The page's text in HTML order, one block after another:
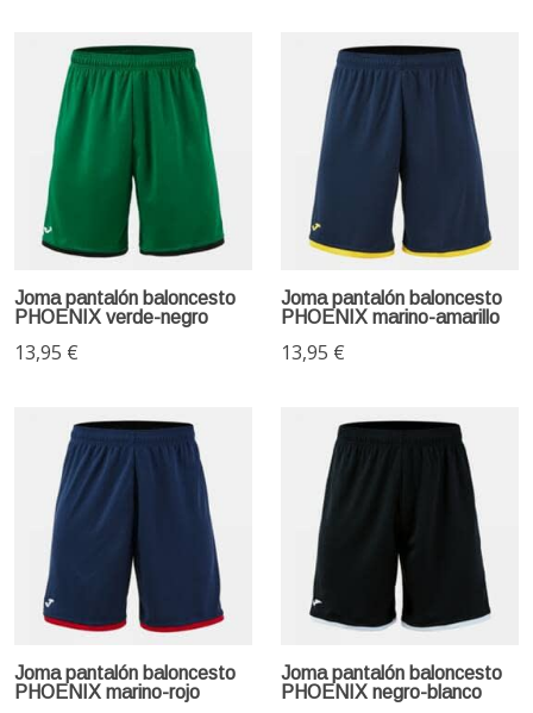
Joma pantalón baloncesto
PHOENIX verde-negro
13,95 €
Joma pantalón baloncesto
PHOENIX marino-amarillo
13,95 €
Joma pantalón baloncesto
PHOENIX marino-rojo
Joma pantalón baloncesto
PHOENIX negro-blanco